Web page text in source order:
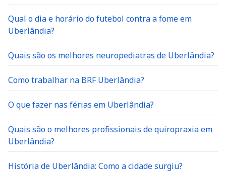
Qual o dia e horário do futebol contra a fome em
Uberlândia?
Quais são os melhores neuropediatras de Uberlândia?
Como trabalhar na BRF Uberlândia?
O que fazer nas férias em Uberlândia?
Quais são o melhores profissionais de quiropraxia em
Uberlândia?
História de Uberlândia: Como a cidade surgiu?